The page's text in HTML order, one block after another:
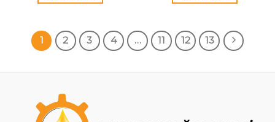
1 2 3 4 … 11 12 13